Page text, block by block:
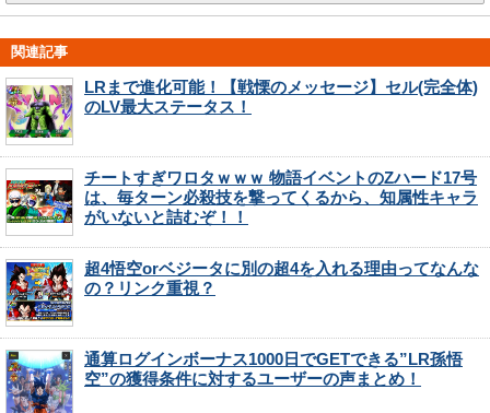
関連記事
LRまで進化可能！【戦慄のメッセージ】セル(完全体)
のLV最大ステータス！
チートすぎワロタｗｗｗ 物語イベントのZハード17号
は、毎ターン必殺技を撃ってくるから、知属性キャラ
がいないと詰むぞ！！
超4悟空orベジータに別の超4を入れる理由ってなんな
の？リンク重視？
通算ログインボーナス1000日でGETできる”LR孫悟
空”の獲得条件に対するユーザーの声まとめ！